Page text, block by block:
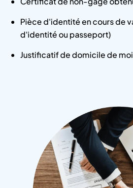
Pièce d'identité en cours de
d'identité ou passeport)
Justificatif de domicile de